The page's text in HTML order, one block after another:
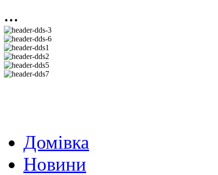
...
Домівка
Новини